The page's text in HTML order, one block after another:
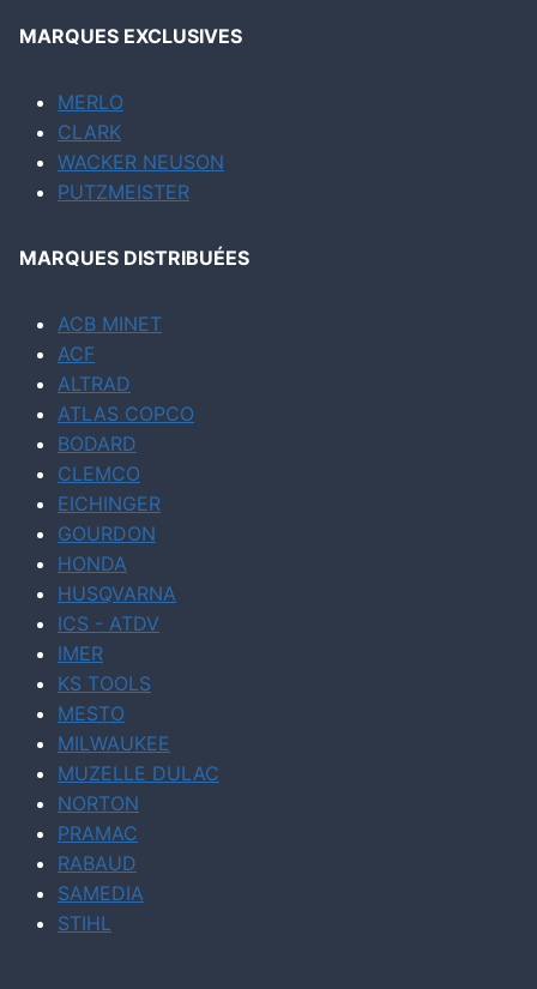
MARQUES EXCLUSIVES
MERLO
CLARK
WACKER NEUSON
PUTZMEISTER
MARQUES DISTRIBUÉES
ACB MINET
ACF
ALTRAD
ATLAS COPCO
BODARD
CLEMCO
EICHINGER
GOURDON
HONDA
HUSQVARNA
ICS - ATDV
IMER
KS TOOLS
MESTO
MILWAUKEE
MUZELLE DULAC
NORTON
PRAMAC
RABAUD
SAMEDIA
STIHL